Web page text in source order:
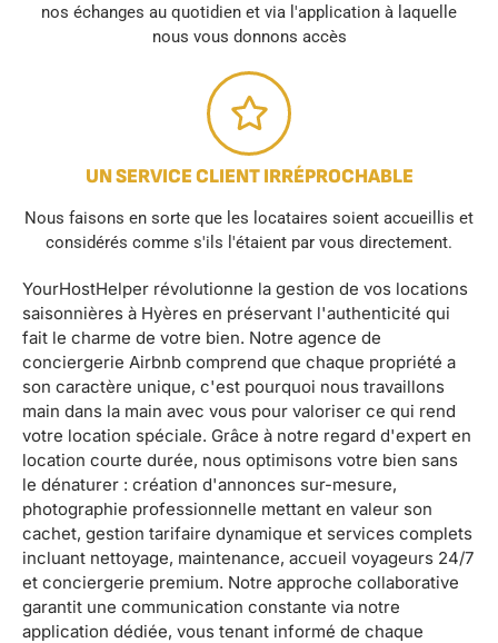
nos échanges au quotidien et via l'application à laquelle
nous vous donnons accès
UN SERVICE CLIENT IRRÉPROCHABLE
Nous faisons en sorte que les locataires soient accueillis et
considérés comme s'ils l'étaient par vous directement.
YourHostHelper révolutionne la gestion de vos locations
saisonnières à Hyères en préservant l'authenticité qui
fait le charme de votre bien. Notre agence de
conciergerie Airbnb comprend que chaque propriété a
son caractère unique, c'est pourquoi nous travaillons
main dans la main avec vous pour valoriser ce qui rend
votre location spéciale. Grâce à notre regard d'expert en
location courte durée, nous optimisons votre bien sans
le dénaturer : création d'annonces sur-mesure,
photographie professionnelle mettant en valeur son
cachet, gestion tarifaire dynamique et services complets
incluant nettoyage, maintenance, accueil voyageurs 24/7
et conciergerie premium. Notre approche collaborative
garantit une communication constante via notre
application dédiée, vous tenant informé de chaque